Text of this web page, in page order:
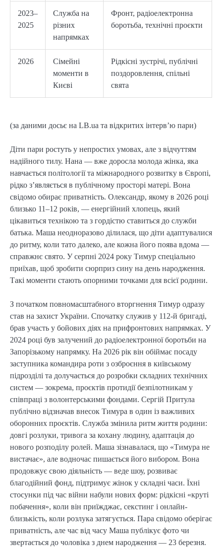
2023–
2025
Служба на
різних
напрямках
Фронт, радіоелектронна
боротьба, технічні проєкти
2026
Сімейні
моменти в
Києві
Рідкісні зустрічі, публічні
поздоровлення, спільні
свята
(за даними досьє на LB.ua та відкритих інтерв’ю пари)
Діти пари ростуть у непростих умовах, але з відчуттям
надійного тилу. Нана — вже доросла молода жінка, яка
навчається політології та міжнародного розвитку в Європі,
рідко з’являється в публічному просторі матері. Вона
свідомо обирає приватність. Олександр, якому в 2026 році
близько 11–12 років, — енергійний хлопець, який
цікавиться технікою та з гордістю ставиться до служби
батька. Маша неодноразово ділилася, що діти адаптувалися
до ритму, коли тато далеко, але кожна його поява вдома —
справжнє свято. У серпні 2024 року Тимур спеціально
приїхав, щоб зробити сюрприз сину на день народження.
Такі моменти стають опорними точками для всієї родини.
З початком повномасштабного вторгнення Тимур одразу
став на захист України. Спочатку служив у 112-й бригаді,
брав участь у бойових діях на прифронтових напрямках. У
2024 році був залучений до радіоелектронної боротьби на
Запорізькому напрямку. На 2026 рік він обіймає посаду
заступника командира роти з озброєння в київському
підрозділі та долучається до розробки складних технічних
систем — зокрема, проєктів протидії безпілотникам у
співпраці з волонтерськими фондами. Сергій Притула
публічно відзначав внесок Тимура в один із важливих
оборонних проєктів. Служба змінила ритм життя родини:
довгі розлуки, тривога за кохану людину, адаптація до
нового розподілу ролей. Маша зізнавалася, що «Тимура не
вистачає», але водночас пишається його вибором. Вона
продовжує свою діяльність — веде шоу, розвиває
благодійний фонд, підтримує жінок у складні часи. Їхні
стосунки під час війни набули нових форм: рідкісні «круті
побачення», коли він приїжджає, секстинг і онлайн-
близькість, коли розлука затягується. Пара свідомо оберігає
приватність, але час від часу Маша публікує фото чи
звертається до чоловіка з днем народження — 23 березня.